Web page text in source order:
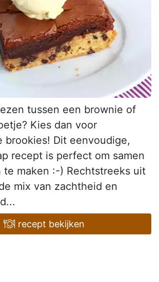
tussen een brownie of
Kies dan voor
brookies! Dit eenvoudige,
recept is perfect om samen
te maken :-) Rechtstreeks uit
mix van zachtheid en
recept bekijken